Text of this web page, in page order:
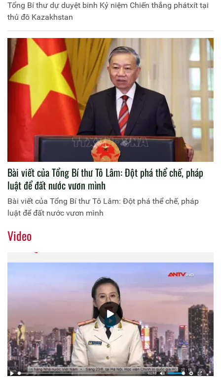
Tổng Bí thư dự duyệt binh Kỷ niệm Chiến thắng phátxít tại
thủ đô Kazakhstan
Bài viết của Tổng Bí thư Tô Lâm: Đột phá thể chế, pháp
luật để đất nước vươn mình
Bài viết của Tổng Bí thư Tô Lâm: Đột phá thể chế, pháp
luật để đất nước vươn mình
Video